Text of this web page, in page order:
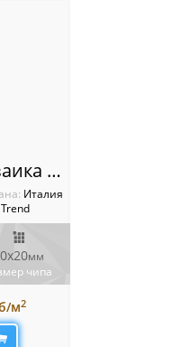
Cinnamon Мозаика Trend Растяжки (Shading Blend)
Италия
мм
чипа
м2